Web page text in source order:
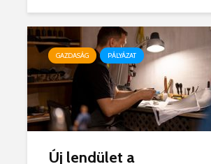
GAZDASÁG PÁLYÁZAT
Új lendület a